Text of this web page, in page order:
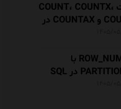
تفاوت COUNT، COUNTX،
COUNTA و COUNTAX در
ROW_NUMBER با
PARTITION BY در SQL